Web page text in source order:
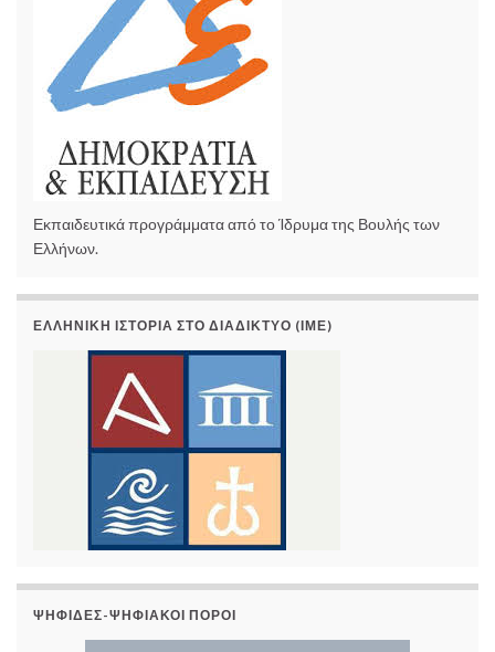
Εκπαιδευτικά προγράμματα από το Ίδρυμα της Βουλής των
Ελλήνων.
ΕΛΛΗΝΙΚΉ ΙΣΤΟΡΊΑ ΣΤΟ ΔΙΑΔΊΚΤΥΟ (ΙΜΕ)
ΨΗΦΊΔΕΣ-ΨΗΦΙΑΚΟΊ ΠΌΡΟΙ